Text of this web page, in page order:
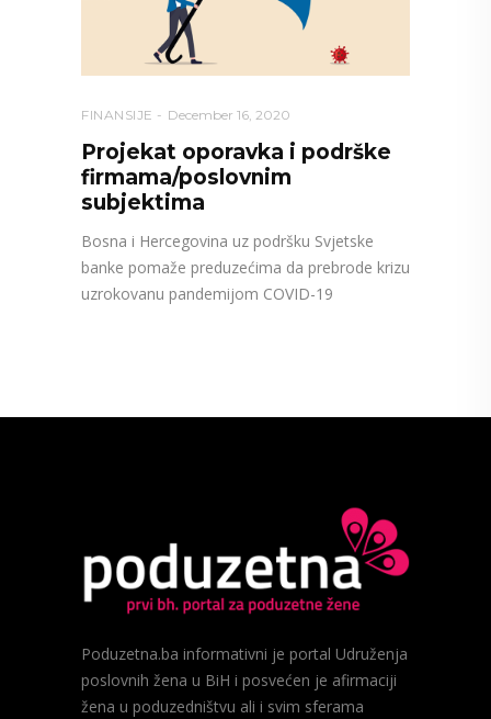
FINANSIJE December 16, 2020
Projekat oporavka i podrške
firmama/poslovnim
subjektima
Bosna i Hercegovina uz podršku Svjetske
banke pomaže preduzećima da prebrode krizu
uzrokovanu pandemijom COVID-19
Poduzetna.ba informativni je portal Udruženja
poslovnih žena u BiH i posvećen je afirmaciji
žena u poduzedništvu ali i svim sferama